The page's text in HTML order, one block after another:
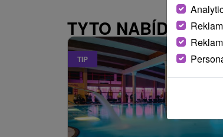
TYTO NABÍDKY BY
TIP